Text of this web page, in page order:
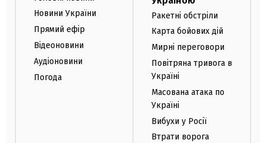
Новини України
Прямий ефір
Відеоновини
Аудіоновини
Погода
Ракетні обстріли
Карта бойових дій
Мирні переговори
Повітряна тривога в
Україні
Масована атака по
Україні
Вибухи у Росії
Втрати ворога